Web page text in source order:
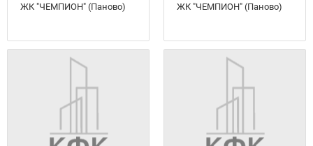
ЖК "ЧЕМПИОН" (Паново) ЖК "ЧЕМПИОН" (Паново)